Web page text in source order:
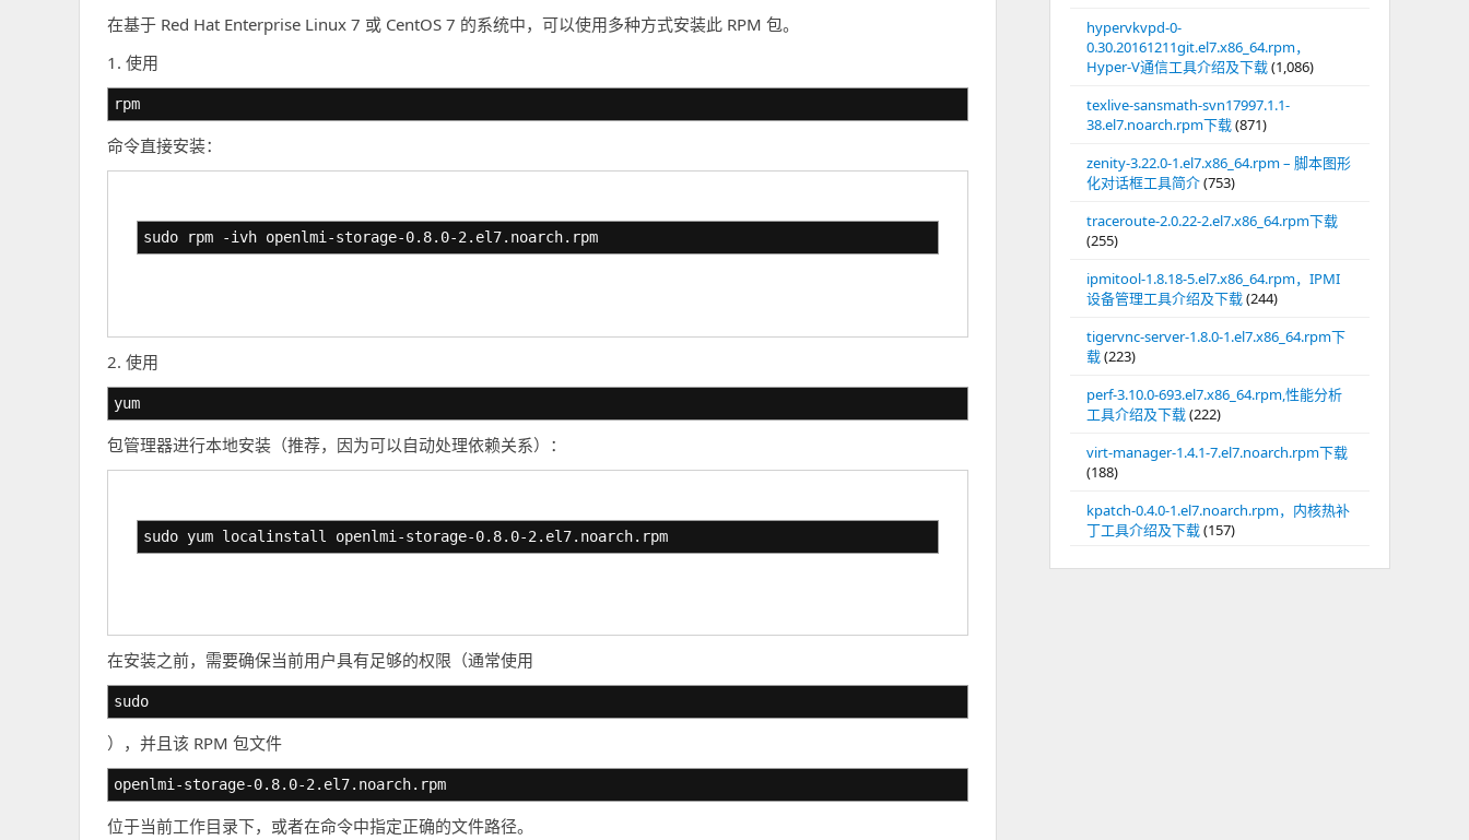
在基于 Red Hat Enterprise Linux 7 或 CentOS 7 的系统中，可以使用多种方式安装此 RPM 包。
1. 使用
rpm
命令直接安装：
sudo rpm -ivh openlmi-storage-0.8.0-2.el7.noarch.rpm
2. 使用
yum
包管理器进行本地安装（推荐，因为可以自动处理依赖关系）：
sudo yum localinstall openlmi-storage-0.8.0-2.el7.noarch.rpm
在安装之前，需要确保当前用户具有足够的权限（通常使用
sudo
），并且该 RPM 包文件
openlmi-storage-0.8.0-2.el7.noarch.rpm
位于当前工作目录下，或者在命令中指定正确的文件路径。
hypervkvpd-0-
0.30.20161211git.el7.x86_64.rpm，
Hyper-V通信工具介绍及下载(1,086)
texlive-sansmath-svn17997.1.1-
38.el7.noarch.rpm下载(871)
zenity-3.22.0-1.el7.x86_64.rpm – 脚本图形
化对话框工具简介(753)
traceroute-2.0.22-2.el7.x86_64.rpm下载
(255)
ipmitool-1.8.18-5.el7.x86_64.rpm，IPMI
设备管理工具介绍及下载(244)
tigervnc-server-1.8.0-1.el7.x86_64.rpm下
载(223)
perf-3.10.0-693.el7.x86_64.rpm,性能分析
工具介绍及下载(222)
virt-manager-1.4.1-7.el7.noarch.rpm下载
(188)
kpatch-0.4.0-1.el7.noarch.rpm，内核热补
丁工具介绍及下载(157)